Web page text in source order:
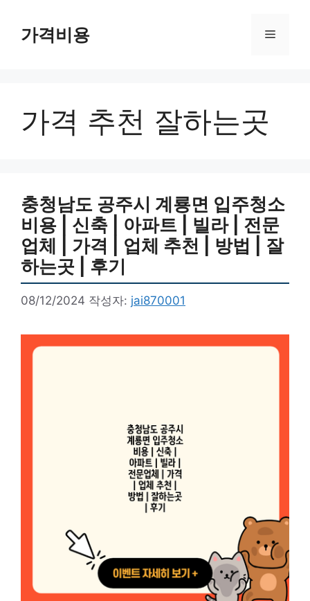
가격비용 메
가격 추천 잘하는곳
충청남도 공주시 계룡면 입주청소
비용 | 신축 | 아파트 | 빌라 | 전문
업체 | 가격 | 업체 추천 | 방법 | 잘
하는곳 | 후기
08/12/2024 작성자: jai870001